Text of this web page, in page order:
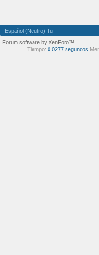
Español (Neutro) Tu
Forum software by XenForo™
Tiempo: 0,0277 segundos